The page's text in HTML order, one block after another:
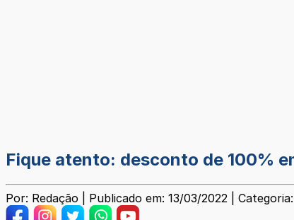
Fique atento: desconto de 100%
Por: Redação | Publicado em: 13/03/2022 |